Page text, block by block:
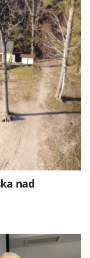
nad